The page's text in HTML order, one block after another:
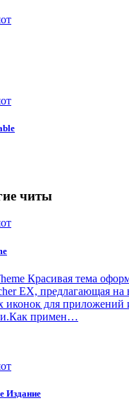
читы
Красивая тема
EX, предлагающая на
иконок для приложений
примен…
Издание